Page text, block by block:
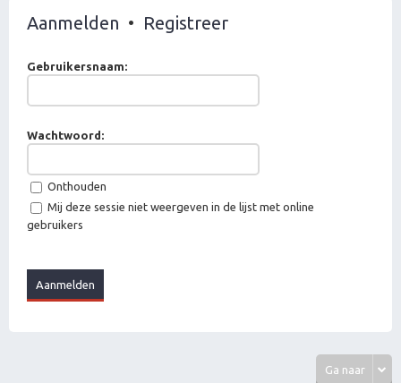
Aanmelden • Registreer
Gebruikersnaam:
Wachtwoord:
Onthouden
Mij deze sessie niet weergeven in de lijst met online
gebruikers
Ga naar